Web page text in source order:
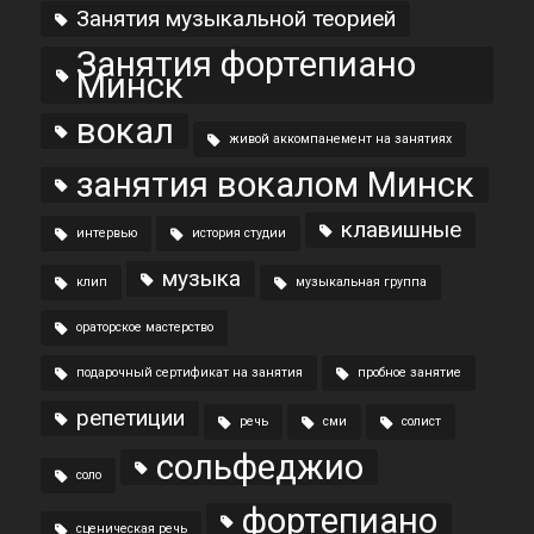
Занятия музыкальной теорией
Занятия фортепиано
Минск
вокал
живой аккомпанемент на занятиях
занятия вокалом Минск
интервью история студии клавишные
клип музыка музыкальная группа
ораторское мастерство
подарочный сертификат на занятия пробное занятие
репетиции речь сми солист
соло сольфеджио
сценическая речь фортепиано